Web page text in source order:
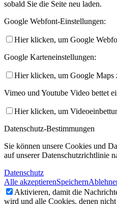
sobald Sie die Seite neu laden.
Google Webfont-Einstellungen:
Hier klicken, um Google
Google Karteneinstellungen:
Hier klicken, um Google Maps
Vimeo und Youtube Video bettet
Hier klicken, um
Datenschutz-Bestimmungen
Sie können unsere Cookies und
auf unserer Datenschutzrichtlinie
Datenschutz
Alle akzeptierenSpeichern
Aktivieren, damit die
wird und alle Cookies, denen